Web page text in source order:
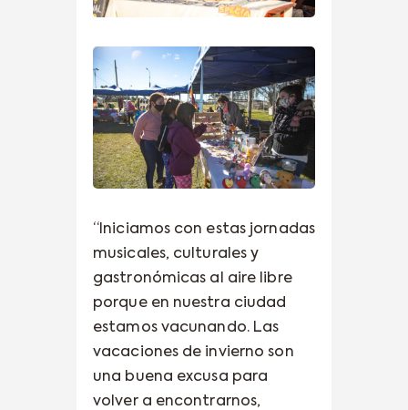
“Iniciamos con estas jornadas
musicales, culturales y
gastronómicas al aire libre
porque en nuestra ciudad
estamos vacunando. Las
vacaciones de invierno son
una buena excusa para
volver a encontrarnos,